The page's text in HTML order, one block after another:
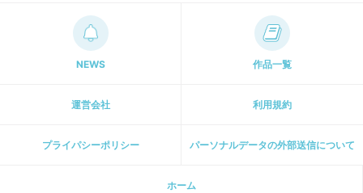
NEWS 作品一覧
運営会社 利用規約
プライパシーポリシー パーソナルデータの外部送信について
ホーム